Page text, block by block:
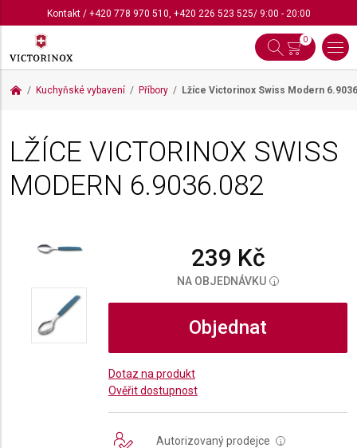
Kontakt/ +420 778 970 510, +420 226 523 525/ 9:00 - 20:00
0
Kuchyňské vybavení Příbory Lžíce Victorinox Swiss Modern
LŽÍCE VICTORINOX SWISS
MODERN 6.9036.082
239 Kč
NA OBJEDNÁVKU i
Objednat
Dotaz na produkt
Ověřit dostupnost
Autorizovaný prodejce i